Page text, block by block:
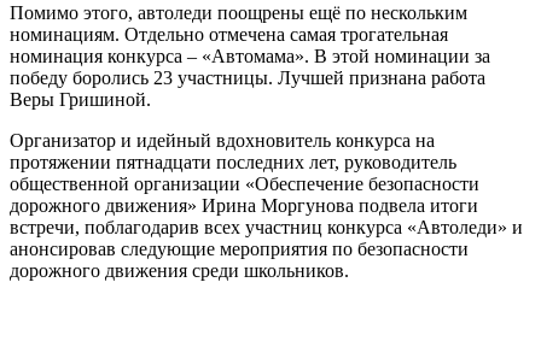
Помимо этого, автоледи поощрены ещё по нескольким
номинациям. Отдельно отмечена самая трогательная
номинация конкурса – «Автомама». В этой номинации за
победу боролись 23 участницы. Лучшей признана работа
Веры Гришиной.
Организатор и идейный вдохновитель конкурса на
протяжении пятнадцати последних лет, руководитель
общественной организации «Обеспечение безопасности
дорожного движения» Ирина Моргунова подвела итоги
встречи, поблагодарив всех участниц конкурса «Автоледи» и
анонсировав следующие мероприятия по безопасности
дорожного движения среди школьников.